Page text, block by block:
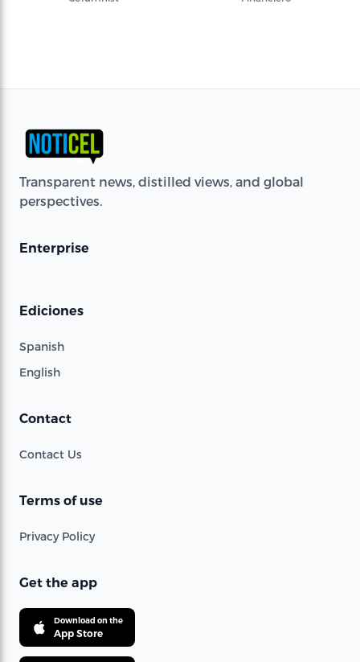
Transparent news, distilled views, and global
perspectives.
Enterprise
Ediciones
Spanish
English
Contact
Contact Us
Terms of use
Privacy Policy
Get the app
Download on the
App Store